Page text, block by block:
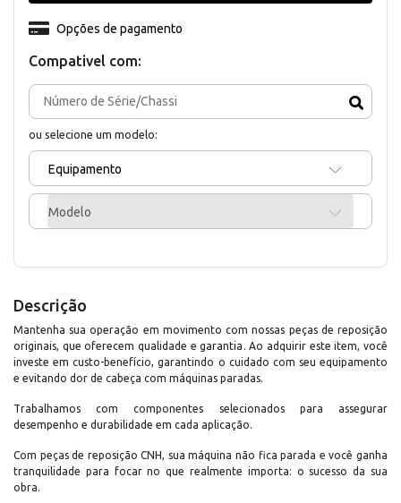
Compativel com:
ou selecione um modelo:
Equipamento
Modelo
Opções de pagamento
Descrição
Mantenha sua operação em movimento com nossas peças de reposição
originais, que oferecem qualidade e garantia. Ao adquirir este item, você
investe em custo-benefício, garantindo o cuidado com seu equipamento
e evitando dor de cabeça com máquinas paradas.
Trabalhamos com componentes selecionados para assegurar
desempenho e durabilidade em cada aplicação.
Com peças de reposição CNH, sua máquina não fica parada e você ganha
tranquilidade para focar no que realmente importa: o sucesso da sua
obra.